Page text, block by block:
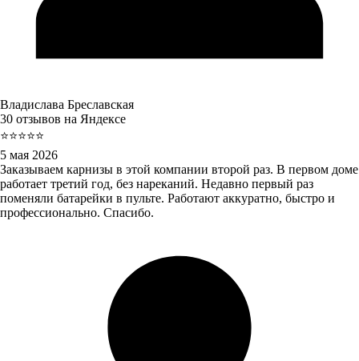
Владислава Бреславская
30 отзывов на Яндексе
⭐⭐⭐⭐⭐
5 мая 2026
Заказываем карнизы в этой компании второй раз. В первом доме
работает третий год, без нареканий. Недавно первый раз
поменяли батарейки в пульте. Работают аккуратно, быстро и
профессионально. Спасибо.